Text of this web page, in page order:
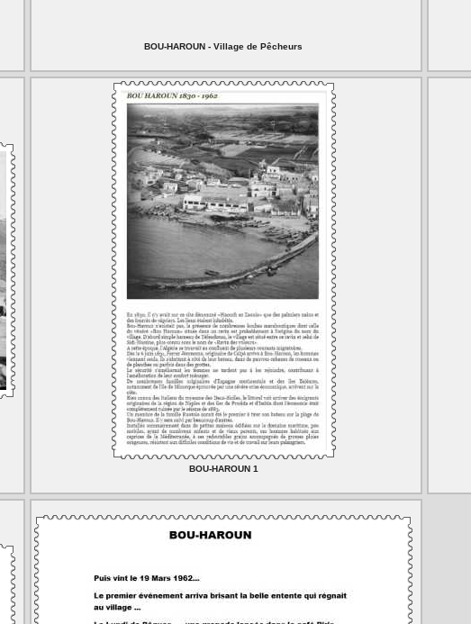
BOU-HAROUN - Village de Pêcheurs
BOU-HAROUN 1